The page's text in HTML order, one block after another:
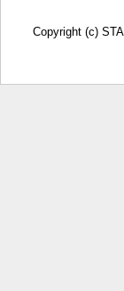
Copyright (c)